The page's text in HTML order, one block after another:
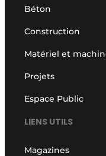
Béton
Construction
Matériel et
Projets
Espace Public
LIENS UTILS
Magazines